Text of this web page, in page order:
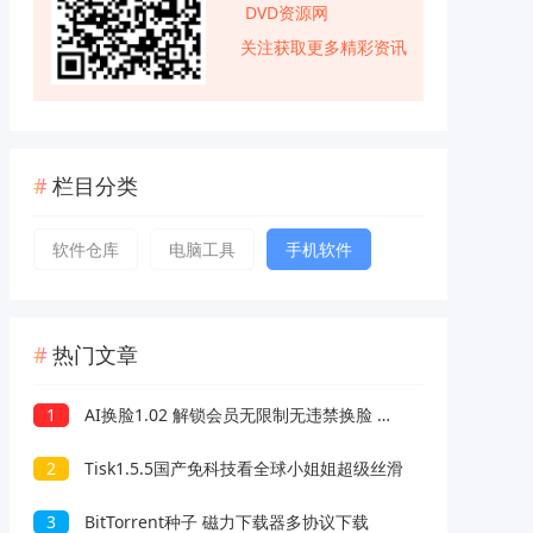
DVD资源网
关注获取更多精彩资讯
栏目分类
软件仓库 电脑工具 手机软件
热门文章
1 AI换脸1.02 解锁会员无限制无违禁换脸 支持照片/视频
2 Tisk1.5.5国产免科技看全球小姐姐超级丝滑
3 BitTorrent种子 磁力下载器多协议下载